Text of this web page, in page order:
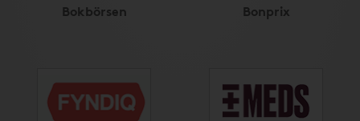
Bokbörsen Bonprix